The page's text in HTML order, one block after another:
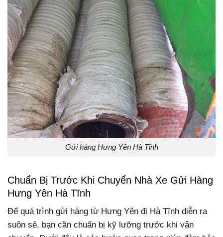
Gửi hàng Hưng Yên Hà Tĩnh
Chuẩn Bị Trước Khi Chuyển Nhà Xe Gửi Hàng
Hưng Yên Hà Tĩnh
Để quá trình gửi hàng từ Hưng Yên đi Hà Tĩnh diễn ra
suôn sẻ, bạn cần chuẩn bị kỹ lưỡng trước khi vận